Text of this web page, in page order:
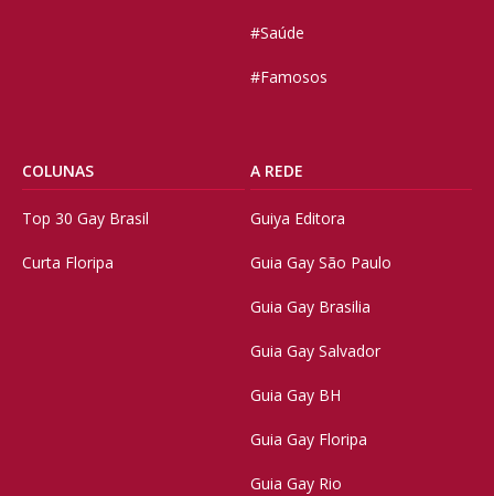
#Saúde
#Famosos
COLUNAS
Top 30 Gay Brasil
Curta Floripa
A REDE
Guiya Editora
Guia Gay São Paulo
Guia Gay Brasilia
Guia Gay Salvador
Guia Gay BH
Guia Gay Floripa
Guia Gay Rio